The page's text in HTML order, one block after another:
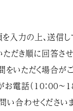
入力の上、送信し
だき順に回答させ
をいただく場合が
お電話（10：00
い合わせください